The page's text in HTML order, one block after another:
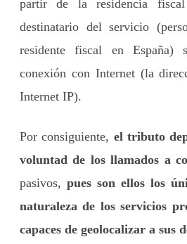
partir de la residencia
destinatario del servicio
residente fiscal en
conexión con Internet (la
Internet IP).
Por consiguiente, el tributo
voluntad de los llamados a
pasivos, pues son ellos los
naturaleza de los servicios
capaces de geolocalizar a sus